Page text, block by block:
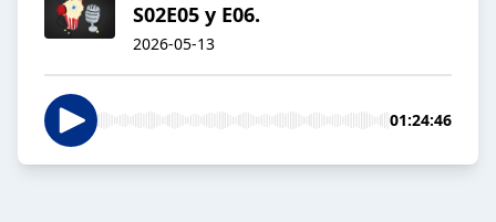
S02E05 y E06.
2026-05-13
01:24:46